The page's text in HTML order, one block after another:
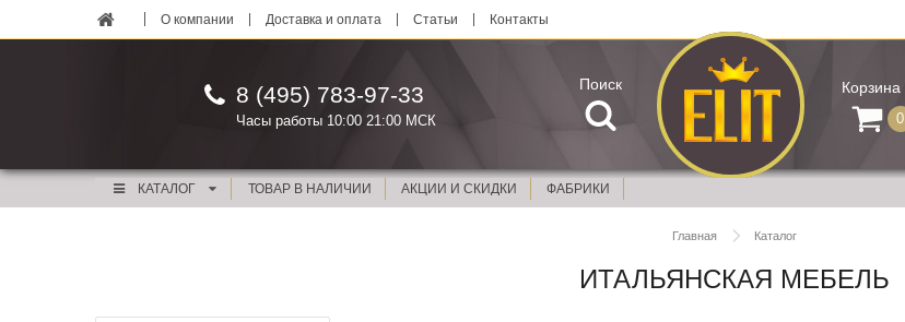
О компании Доставка и оплата Статьи Контакты
8 (495) 783-97-33
Часы работы 10:00 21:00 МСК
Поиск Корзина
0
КАТАЛОГ ТОВАР В НАЛИЧИИ АКЦИИ И СКИДКИ ФАБРИКИ
Главная Каталог
ИТАЛЬЯНСКАЯ МЕБЕЛЬ